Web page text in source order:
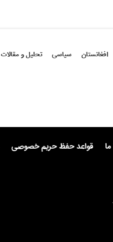
افغانستان سیاسی تحلیل و مقالات
قواعد حفظ حریم خصوصی